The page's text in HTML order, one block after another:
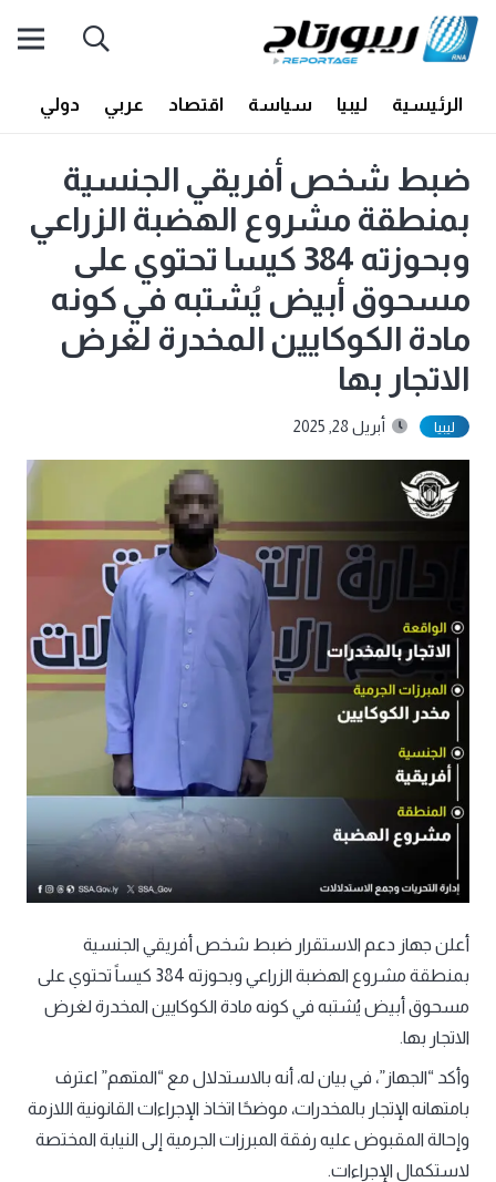
الرئيسية ليبيا سياسة اقتصاد عربي دولي
ضبط شخص أفريقي الجنسية
بمنطقة مشروع الهضبة الزراعي
وبحوزته 384 كيسا تحتوي على
مسحوق أبيض يُشتبه في كونه
مادة الكوكايين المخدرة لغرض
الاتجار بها
ليبيا أبريل 28, 2025
أعلن جهاز دعم الاستقرار ضبط شخص أفريقي الجنسية
بمنطقة مشروع الهضبة الزراعي وبحوزته 384 كيساً تحتوي على
مسحوق أبيض يُشتبه في كونه مادة الكوكايين المخدرة لغرض
الاتجار بها.
وأكد “الجهاز”، في بيان له، أنه بالاستدلال مع “المتهم” اعترف
بامتهانه الإتجار بالمخدرات، موضحًا اتخاذ الإجراءات القانونية اللازمة
وإحالة المقبوض عليه رفقة المبرزات الجرمية إلى النيابة المختصة
لاستكمال الإجراءات.